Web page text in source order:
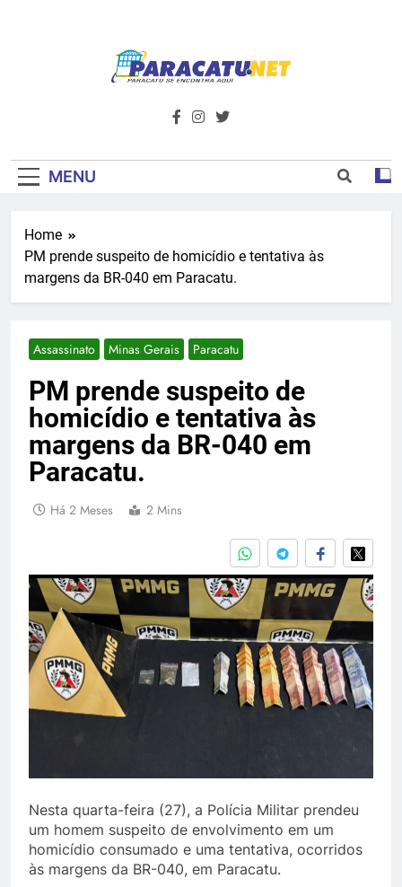
Paracatu.net –
Notícias E
Primeiro Do
Noroeste De
além de tudo sobre esportes e
MENU
Home
PM prende suspeito de homicídio e tentativa às
margens da BR-040 em Paracatu.
Assassinato Minas Gerais Paracatu
PM prende suspeito de
homicídio e tentativa às
margens da BR-040 em
Paracatu.
Há 2 Meses 2 Mins
Nesta quarta-feira (27), a Polícia Militar prendeu
um homem suspeito de envolvimento em um
homicídio consumado e uma tentativa, ocorridos
às margens da BR-040, em Paracatu.